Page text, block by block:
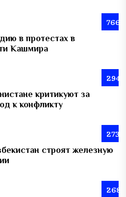
766
в протестах в
Кашмира
294
критикуют за
к конфликту
273
строят железную
268